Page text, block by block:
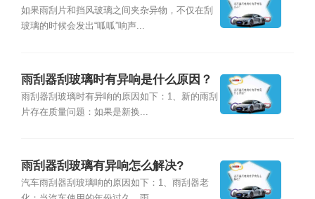
如果雨刮片和挡风玻璃之间夹杂异物，不仅在刮
玻璃的时候会发出“呱呱”响声...
雨刮器刮玻璃时有异响是什么原因？
雨刮器刮玻璃时有异响的原因如下：1、新的雨刮
片存在质量问题：如果是新换...
雨刮器刮玻璃有异响怎么解决?
汽车雨刮器刮玻璃响的原因如下：1、雨刮器老